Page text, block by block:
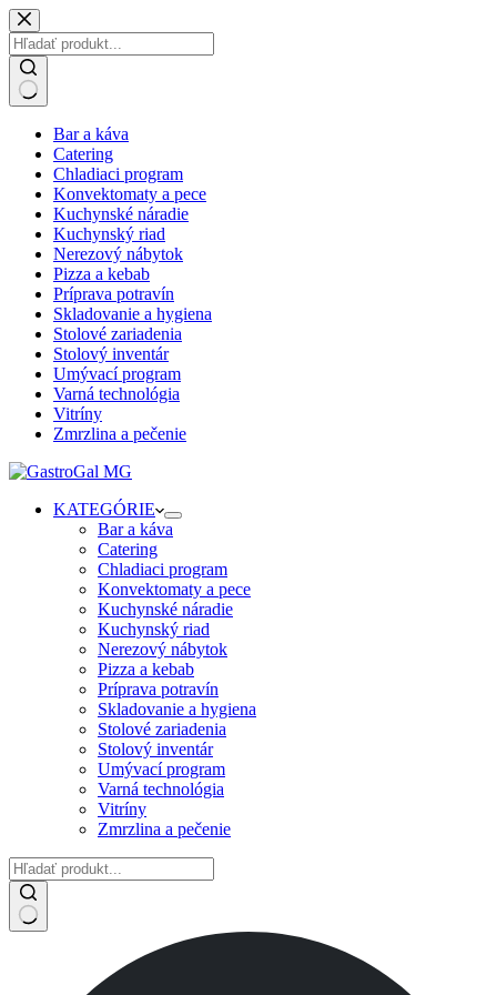
Skip
to
content
results Bar a káva
Catering
Chladiaci program
Konvektomaty a pece
Kuchynské náradie
Kuchynský riad
Nerezový nábytok
Pizza a kebab
Príprava potravín
Skladovanie a hygiena
Stolové zariadenia
Stolový inventár
Umývací program
Varná technológia
Vitríny
Zmrzlina a pečenie
KATEGÓRIE
Bar a káva
Catering
Chladiaci program
Konvektomaty a pece
Kuchynské náradie
Kuchynský riad
Nerezový nábytok
Pizza a kebab
Príprava potravín
Skladovanie a hygiena
Stolové zariadenia
Stolový inventár
Umývací program
Varná technológia
Vitríny
Zmrzlina a pečenie